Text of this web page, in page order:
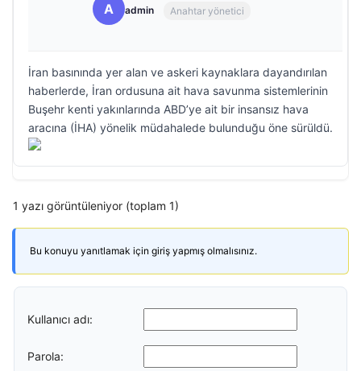
A admin Anahtar yönetici
İran basınında yer alan ve askeri kaynaklara dayandırılan
haberlerde, İran ordusuna ait hava savunma sistemlerinin
Buşehr kenti yakınlarında ABD’ye ait bir insansız hava
aracına (İHA) yönelik müdahalede bulunduğu öne sürüldü.
1 yazı görüntüleniyor (toplam 1)
Bu konuyu yanıtlamak için giriş yapmış olmalısınız.
Kullanıcı adı:
Parola: